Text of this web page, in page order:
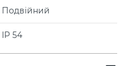
Подвійний
IP 54